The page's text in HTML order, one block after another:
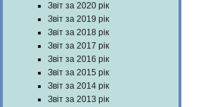
Звіт за 2020 рік
Звіт за 2019 рік
Звіт за 2018 рік
Звіт за 2017 рік
Звіт за 2016 рік
Звіт за 2015 рік
Звіт за 2014 рік
Звіт за 2013 рік